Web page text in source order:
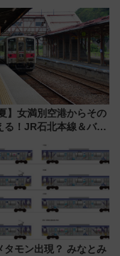
急が品川･羽田とを結
港駅は2面3線化！
】女満別空港からその
る！JR石北本線＆バス
でおトクに道東観光
）
タモン出現？ みなとみ